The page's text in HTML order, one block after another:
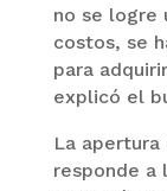
no se logre
costos, se
para
explicó el
La apertura
responde a